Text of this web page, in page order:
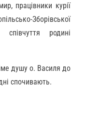
працівники курії
Зборівської
родині
душу о. Василя до
спочивають.